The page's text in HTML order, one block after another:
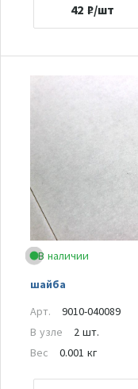
42 ₽/шт
В наличии
шайба
Арт.
9010-040089
В узле
2 шт.
Вес
0.001 кг